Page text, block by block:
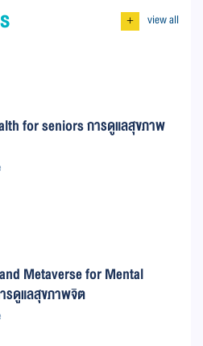
+ view all
for seniors การดูแลสุขภาพ
Metaverse for Mental
รดูแลสุขภาพจิต